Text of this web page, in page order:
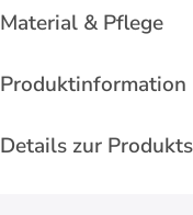
Material & Pflege
Produktinformation
Details zur